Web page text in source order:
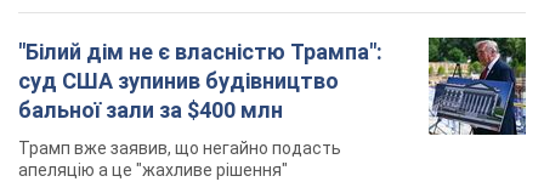
"Білий дім не є власністю Трампа":
суд США зупинив будівництво
бальної зали за $400 млн
Трамп вже заявив, що негайно подасть
апеляцію а це "жахливе рішення"